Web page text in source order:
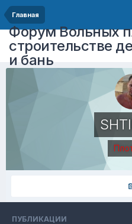
Главная
Форум Вольных
строительстве
и бань
ПУБЛИКАЦИИ